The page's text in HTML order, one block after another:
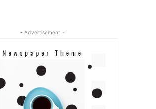
- Advertisement -